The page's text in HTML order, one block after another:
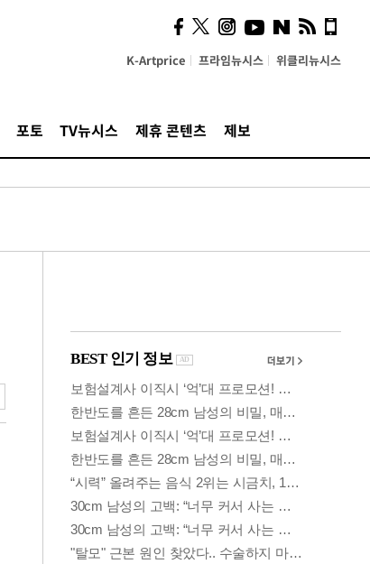
K-Artprice 프라임뉴시스 위클리뉴시스
포토 TV뉴시스 제휴 콘텐츠 제보
시, 스마트폰 액세서리에
NFC 더했다